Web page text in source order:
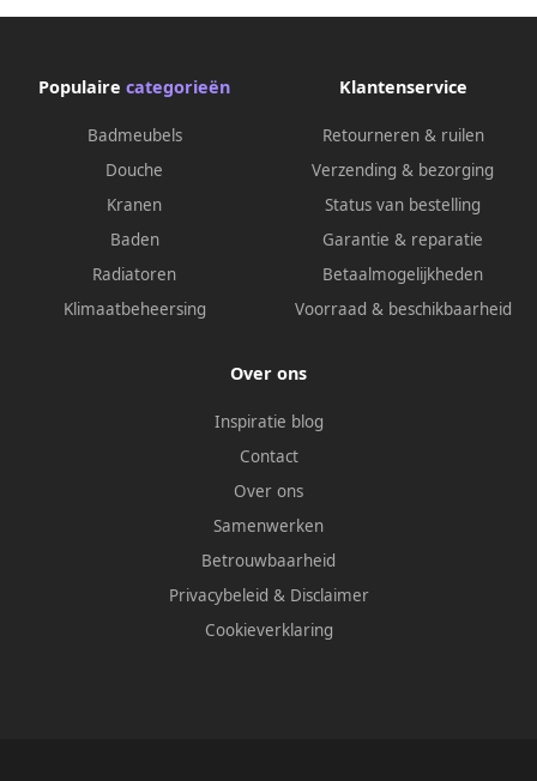
Populaire categorieën
Badmeubels
Douche
Kranen
Baden
Radiatoren
Klimaatbeheersing
Klantenservice
Retourneren & ruilen
Verzending & bezorging
Status van bestelling
Garantie & reparatie
Betaalmogelijkheden
Voorraad & beschikbaarheid
Over ons
Inspiratie blog
Contact
Over ons
Samenwerken
Betrouwbaarheid
Privacybeleid & Disclaimer
Cookieverklaring